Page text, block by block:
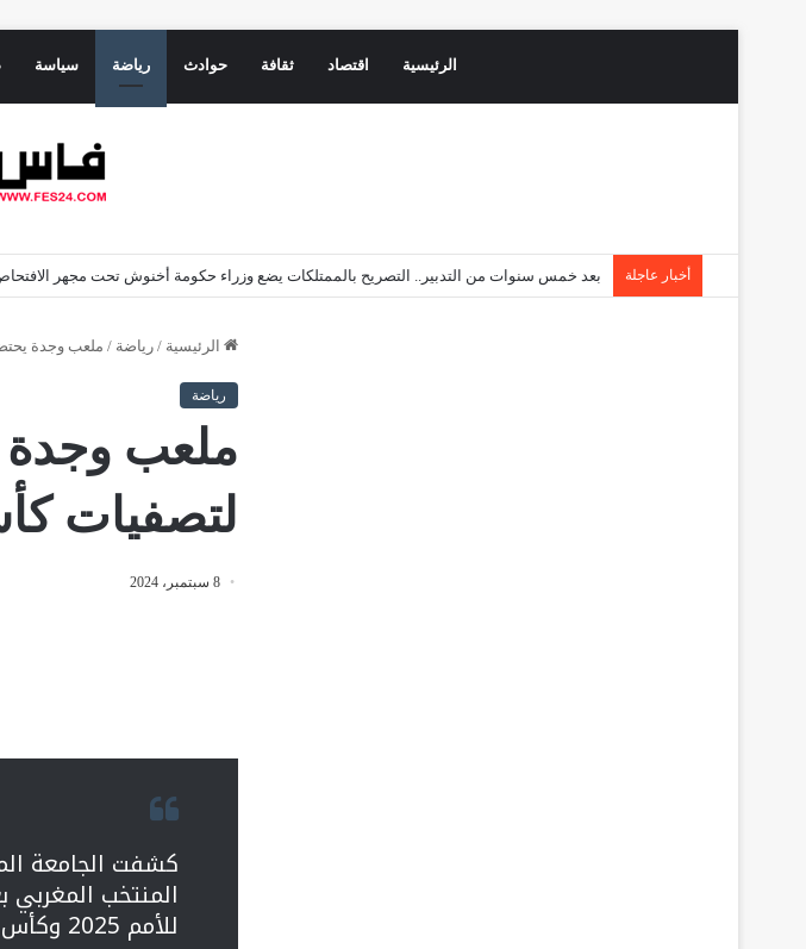
الرئيسية اقتصاد ثقافة حوادث رياضة سياسة
أخبار عاجلة بعد خمس سنوات من التدبير.. التصريح بالممتلكات يضع وزراء حكومة أخنوش تحت مجهر
الرئيسية / رياضة / ملعب وجدة
رياضة
ملعب وجدة
لتصفيات
8 سبتمبر، 2024
كشفت الجامعة
المنتخب المغربي
للأمم 2025 وكأس العالم 2030.